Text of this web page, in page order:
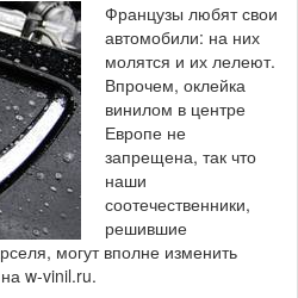
Французы любят свои
автомобили: на них
молятся и их лелеют.
Впрочем, оклейка
винилом в центре
Европе не
запрещена, так что
наши
соотечественники,
решившие
могут вполне изменить
w-vinil.ru.